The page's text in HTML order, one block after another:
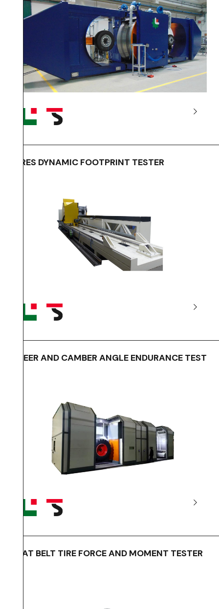
TIRES DYNAMIC FOOTPRINT TESTER
STEER AND CAMBER ANGLE ENDURANCE TEST
FLAT BELT TIRE FORCE AND MOMENT TESTER